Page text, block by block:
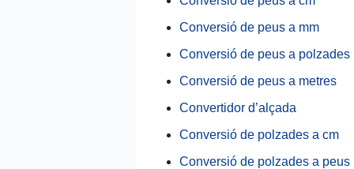
Conversió de peus a mm
Conversió de peus a polzades
Conversió de peus a metres
Convertidor d’alçada
Conversió de polzades a cm
Conversió de polzades a peus